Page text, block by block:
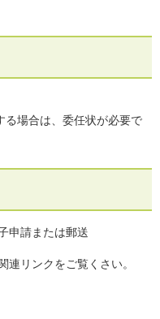
る場合は、委任状が必要で
申請または郵送
連リンクをご覧くさい。